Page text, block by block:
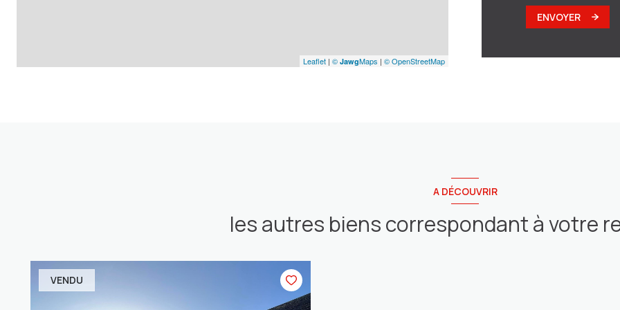
Leaflet | © JawgMaps | © OpenStreetMap
ENVOYER
A DÉCOUVRIR
les autres biens correspondant à votre
VENDU